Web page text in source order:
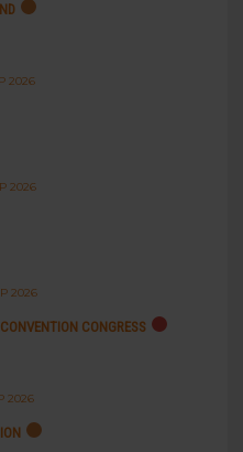
2026
2026
2026
CONGRESS
2026